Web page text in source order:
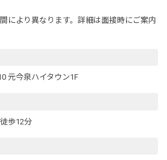
により異なります。詳細は面接時にご案内
元今泉ハイタウン1F
歩12分